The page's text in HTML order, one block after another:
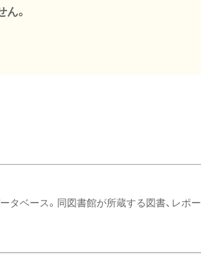
。
ベース。同図書館が所蔵する図書、レポー